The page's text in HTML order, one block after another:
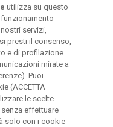
utilizza su questo
servizi,
presti il consenso,
e di profilazione
mirate a
Puoi
(ACCETTA
le scelte
senza effettuare
solo con i cookie